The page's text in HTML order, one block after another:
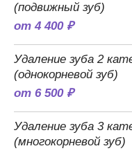
(подвижный зуб)
от 4 400 ₽
Удаление зуба 2
(однокорневой зуб)
от 6 500 ₽
Удаление зуба 3
(многокорневой зуб)